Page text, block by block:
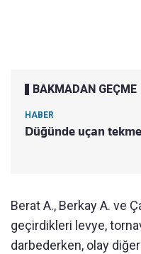
BAKMADAN GEÇME
HABER
Düğünde uçan
Berat A., Berkay A. ve
geçirdikleri levye,
darbederken, olay